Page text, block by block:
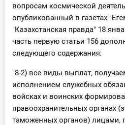
вопросам космической
опубликованный в газетах
"Казахстанская правда" 18
часть первую статьи 156
следующего содержания:
"8-2) все виды выплат,
исполнением служебных
войсках и воинских
правоохранительных органах
таможенных органов) лицами,